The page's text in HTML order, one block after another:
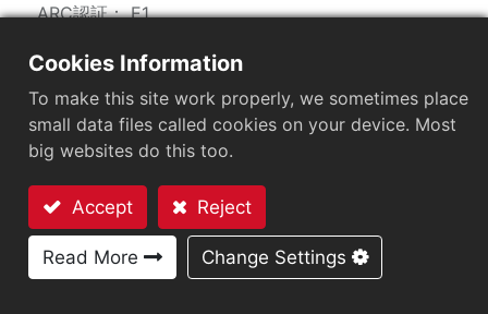
ARC認証：E1
市場セグメント：小売
チップ：Impinj M800 Series
アンテナサイズ（mm）：
タグのサイズ (mm)：75x35x1.35
EPCメモリ：128 bits/96 bits
User Memory：0/32 bits
お問い合わせ
Cookies Information
To make this site work properly, we sometimes place
small data files called cookies on your device. Most
big websites do this too.
Accept Reject
Read More Change Settings